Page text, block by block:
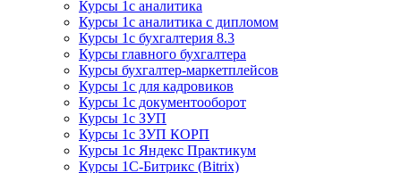
Курсы 1с аналитика
Курсы 1с аналитика с дипломом
Курсы 1с бухгалтерия 8.3
Курсы главного бухгалтера
Курсы бухгалтер-маркетплейсов
Курсы 1с для кадровиков
Курсы 1с документооборот
Курсы 1с ЗУП
Курсы 1с ЗУП КОРП
Курсы 1с Яндекс Практикум
Курсы 1С-Битрикс (Bitrix)